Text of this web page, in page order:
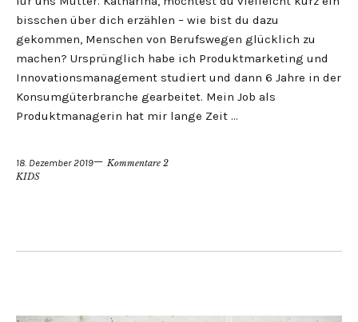
bisschen über dich erzählen – wie bist du dazu
gekommen, Menschen von Berufswegen glücklich zu
machen? Ursprünglich habe ich Produktmarketing und
Innovationsmanagement studiert und dann 6 Jahre in der
Konsumgüterbranche gearbeitet. Mein Job als
Produktmanagerin hat mir lange Zeit …
18. Dezember 2019
Kommentare 2
KIDS